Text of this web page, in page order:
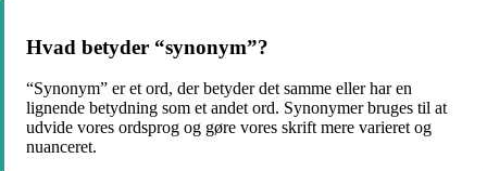
Hvad betyder “synonym”?
“Synonym” er et ord, der betyder det samme eller har en
lignende betydning som et andet ord. Synonymer bruges til at
udvide vores ordsprog og gøre vores skrift mere varieret og
nuanceret.